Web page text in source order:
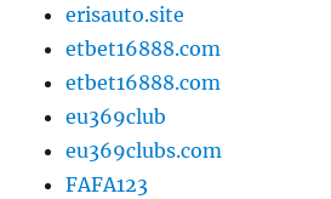
erisauto.site
etbet16888.com
etbet16888.com
eu369club
eu369clubs.com
FAFA123